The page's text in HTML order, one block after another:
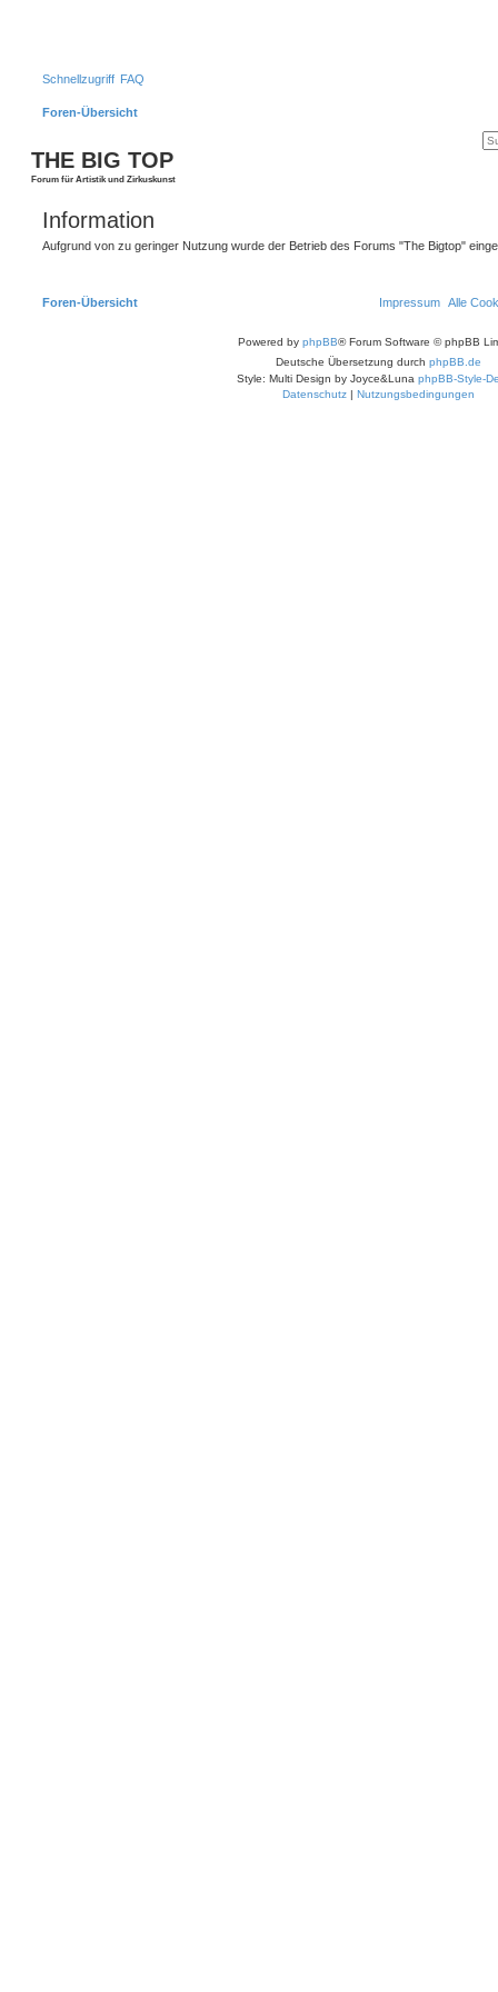
Schnellzugriff FAQ
Foren-Übersicht
THE BIG TOP
Forum für Artistik und Zirkuskunst
Information
Aufgrund von zu geringer Nutzung wurde der Betrieb des Forums "The Bigtop"
Foren-Übersicht Alle
Impressum
Powered by phpBB® Forum Software © phpBB
Deutsche Übersetzung durch phpBB.de
Style: Multi Design by Joyce&Luna phpBB-Style-
Datenschutz | Nutzungsbedingungen